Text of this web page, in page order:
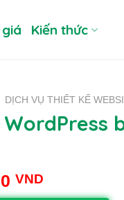
Kiến thức
DỊCH VỤ THIẾT KẾ
VND